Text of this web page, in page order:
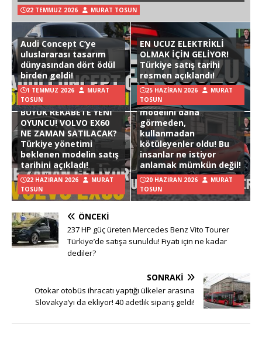
22 TEMMUZ 2026 MURAT TOSUN
Audi Concept C’ye
uluslararası tasarım
dünyasından dört ödül
birden geldi!
1 TEMMUZ 2026
MURAT
TOSUN
EN UCUZ ELEKTRİKLİ
OLMAK İÇİN GELİYOR!
Türkiye satış tarihi
resmen açıklandı!
25 HAZIRAN 2026
MURAT
TOSUN
BÜYÜK REKABETE YENİ
OYUNCU! VOLVO EX60
NE ZAMAN SATILACAK?
Türkiye yönetimi
beklenen modelin satış
tarihini açıkladı!
22 HAZIRAN 2026
MURAT
TOSUN
Hyundai Ioniq 3
modelini daha
görmeden,
kullanmadan
kötüleyenler oldu! Bu
insanlar ne istiyor
anlamak mümkün değil!
20 HAZIRAN 2026
MURAT
TOSUN
ÖNCEKI
237 HP güç üreten Mercedes Benz Vito Tourer
Türkiye’de satışa sunuldu! Fiyatı için ne kadar
dediler?
SONRAKI
Otokar otobüs ihracatı yaptığı ülkeler arasına
Slovakya’yı da ekliyor! 40 adetlik sipariş geldi!